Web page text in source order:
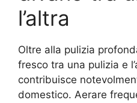
l’altra
Oltre alla pulizia
fresco tra una pulizia e
contribuisce
domestico. Aerare